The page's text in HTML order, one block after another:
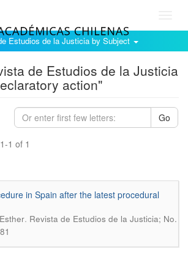
Estudios de la Justicia by Subject
de Estudios de la Justicia
action"
Go
1 of 1
in Spain after the latest procedural
. Revista de Estudios de la Justicia; No.